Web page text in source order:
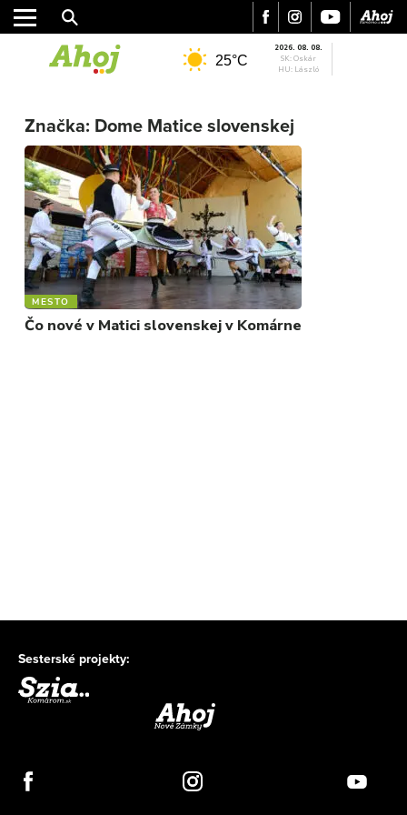
REGIÓN
ŠPORT
KULTÚRA
FOTKY
VIDEO
MIX
25°C
2026. 08. 08.
SK: Oskár
HU: László
Značka: Dome Matice slovenskej
MESTO
Čo nové v Matici slovenskej v Komárne
Sesterské projekty: